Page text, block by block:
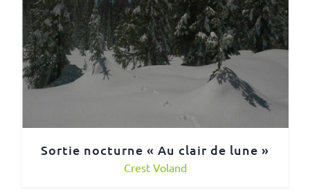
Sortie nocturne « Au clair de lune »
Crest Voland